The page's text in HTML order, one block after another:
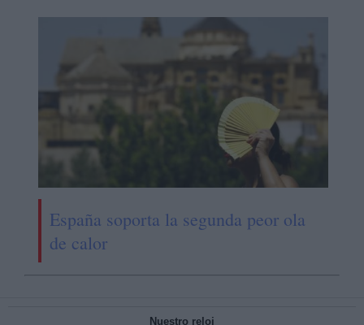
España soporta la segunda peor ola
de calor
Nuestro reloj